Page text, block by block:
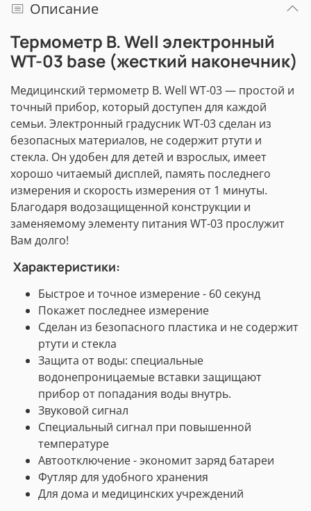
Описание
Термометр B. Well электронный
WT-03 base (жесткий наконечник)
Медицинский термометр B. Well WT-03 — простой и
точный прибор, который доступен для каждой
семьи. Электронный градусник WT-03 сделан из
безопасных материалов, не содержит ртути и
стекла. Он удобен для детей и взрослых, имеет
хорошо читаемый дисплей, память последнего
измерения и скорость измерения от 1 минуты.
Благодаря водозащищенной конструкции и
заменяемому элементу питания WT-03 прослужит
Вам долго!
Характеристики:
Быстрое и точное измерение - 60 секунд
Покажет последнее измерение
Сделан из безопасного пластика и не содержит
ртути и стекла
Защита от воды: cпециальные
водонепроницаемые вставки защищают
прибор от попадания воды внутрь.
Звуковой сигнал
Специальный сигнал при повышенной
температуре
Автоотключение - экономит заряд батареи
Футляр для удобного хранения
Для дома и медицинских учреждений